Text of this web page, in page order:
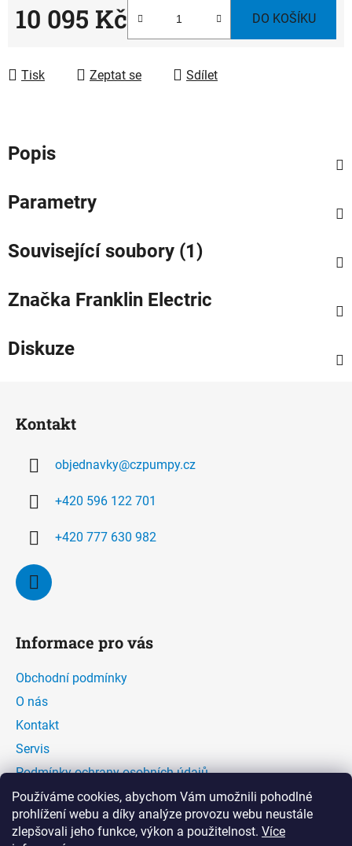
Používáme cookies, abychom Vám umožnili pohodlné
prohlížení webu a díky analýze provozu webu neustále
zlepšovali jeho funkce, výkon a použitelnost. Více
10 095 Kč DO KOŠÍKU
Tisk Zeptat se Sdílet
Popis
Parametry
Související soubory (1)
Značka Franklin Electric
Diskuze
Kontakt
objednavky@czpumpy.cz
+420 596 122 701
+420 777 630 982
Informace pro vás
Obchodní podmínky
O nás
Kontakt
Servis
Podmínky ochrany osobních údajů
Kontaktní formulář